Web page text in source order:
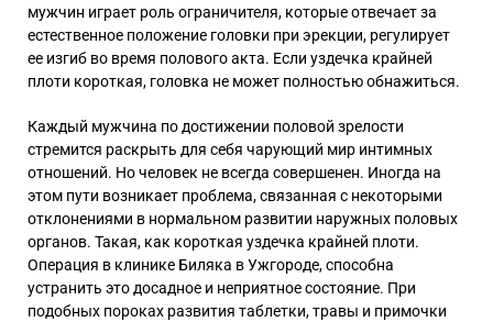
мужчин играет роль ограничителя, которые отвечает за
естественное положение головки при эрекции, регулирует
ее изгиб во время полового акта. Если уздечка крайней
плоти короткая, головка не может полностью обнажиться.
Каждый мужчина по достижении половой зрелости
стремится раскрыть для себя чарующий мир интимных
отношений. Но человек не всегда совершенен. Иногда на
этом пути возникает проблема, связанная с некоторыми
отклонениями в нормальном развитии наружных половых
органов. Такая, как короткая уздечка крайней плоти.
Операция в клинике Биляка в Ужгороде, способна
устранить это досадное и неприятное состояние. При
подобных пороках развития таблетки, травы и примочки